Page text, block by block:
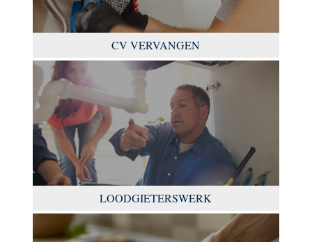
CV VERVANGEN
LOODGIETERSWERK